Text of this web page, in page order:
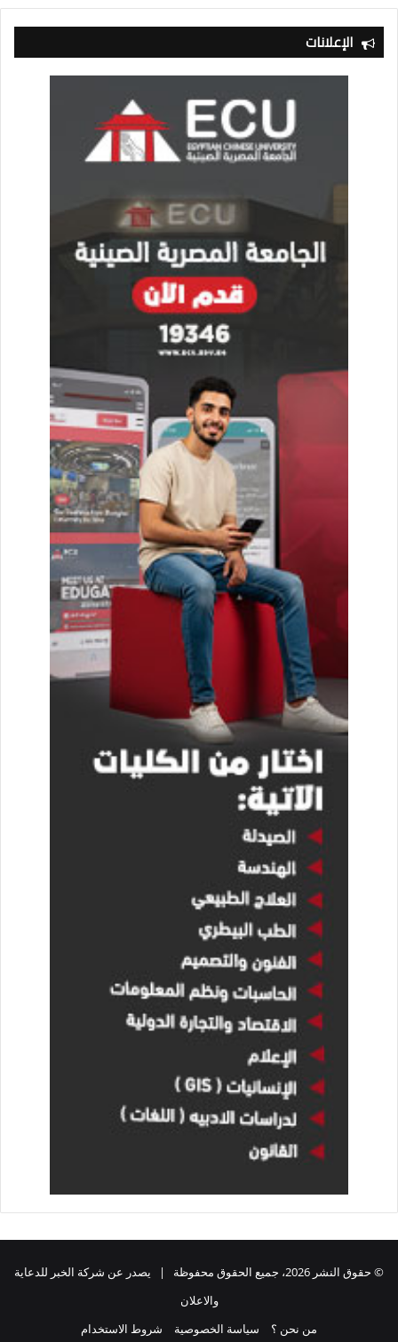
الإعلانات
© حقوق النشر 2026، جميع الحقوق محفوظة | يصدر عن شركة الخبر للدعاية
والاعلان
من نحن ؟
سياسة الخصوصية شروط الاستخدام